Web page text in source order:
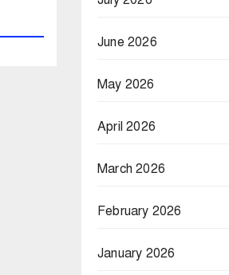
June 2026
May 2026
April 2026
March 2026
February 2026
January 2026